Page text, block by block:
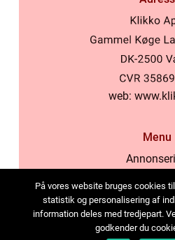
web:
Menu
Kontakta
På vores website bruges cookies
statistik og personalisering af
information deles med tredjepart.
godkender du